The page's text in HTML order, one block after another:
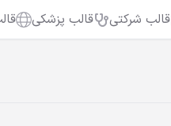
قالب شرکتی قالب پزشکی